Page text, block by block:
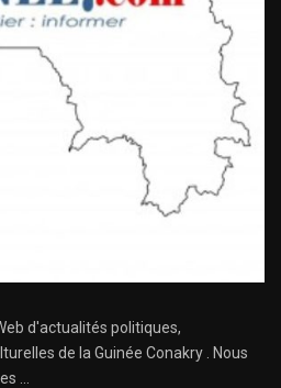
d'actualités politiques,
de la Guinée Conakry . Nous
...